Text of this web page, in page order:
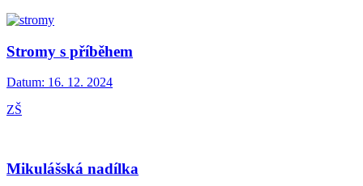
Stromy s příběhem
Datum: 16. 12. 2024
ZŠ
Mikulášská nadílka